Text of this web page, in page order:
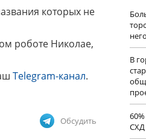
которых не
роботе Николае,
Telegram-канал.
Обсудить
В
СХД